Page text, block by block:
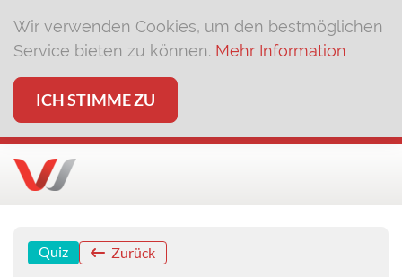
Wir verwenden Cookies, um den bestmöglichen
Service bieten zu können. Mehr Information
ICH STIMME ZU
Quiz Zurück